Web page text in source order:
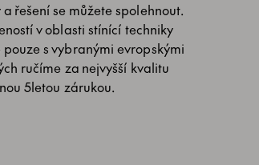
řešení se můžete spolehnout.
v oblasti stínící techniky
s vybranými evropskými
ručíme za nejvyšší kvalitu
5letou zárukou.